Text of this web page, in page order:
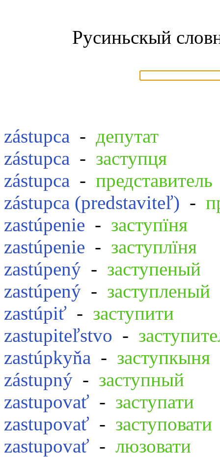
Русиньскый
zástupca - депутат
zástupca - заступця
zástupca - представитель
zástupca (predstaviteľ) -
zastúpenie - заступїня
zastúpenie - заступлїня
zastúpený - заступеный
zastúpený - заступленый
zastúpiť - заступити
zastupiteľstvo -
zastúpkyňa - заступкыня
zástupný - заступный
zastupovať - заступати
zastupovať - заступовати
zastupovať - люзовати